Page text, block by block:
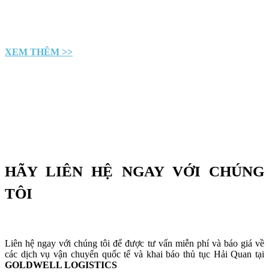
XEM THÊM >>
HÃY LIÊN HỆ NGAY VỚI CHÚNG
TÔI
Liên hệ ngay với chúng tôi để được tư vấn miễn phí và báo giá về
các dịch vụ vận chuyển quốc tế và khai báo thủ tục Hải Quan tại
GOLDWELL LOGISTICS